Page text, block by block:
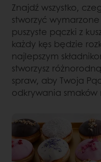
Znajdź wszystko,
stworzyć
puszyste pączki z
każdy kęs będzie
najlepszym
stworzysz
spraw, aby Twoja
odkrywania smaków